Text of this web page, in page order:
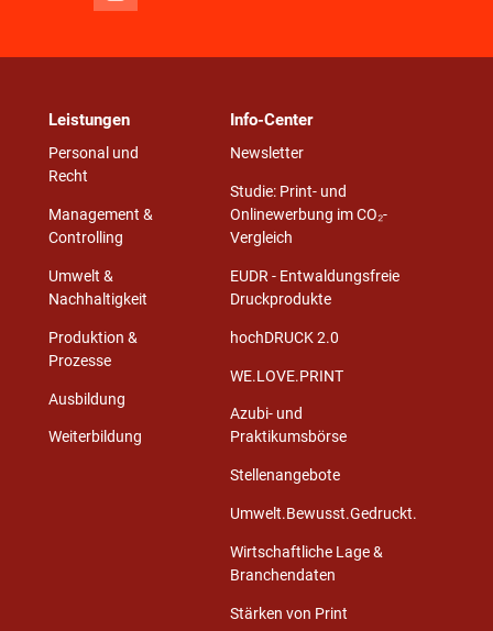
Leistungen
Personal und
Recht
Management &
Controlling
Umwelt &
Nachhaltigkeit
Produktion &
Prozesse
Ausbildung
Weiterbildung
Info-Center
Newsletter
Studie: Print- und
Onlinewerbung im CO₂-
Vergleich
EUDR - Entwaldungsfreie
Druckprodukte
hochDRUCK 2.0
WE.LOVE.PRINT
Azubi- und
Praktikumsbörse
Stellenangebote
Umwelt.Bewusst.Gedruckt.
Wirtschaftliche Lage &
Branchendaten
Stärken von Print